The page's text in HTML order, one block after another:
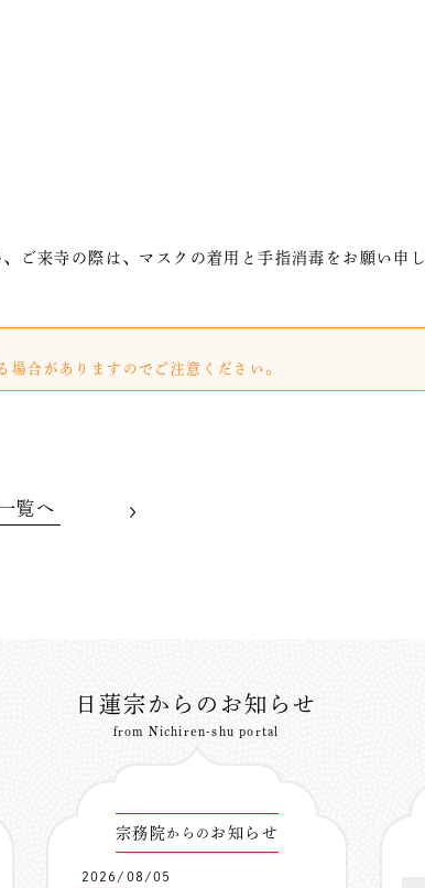
ご来寺の際は、マスクの着用と手指消毒をお願い申し
合がありますのでご注意ください。
覧へ
日蓮宗からのお知らせ
from Nichiren-shu portal
宗務院からの お知らせ
2026/08/05